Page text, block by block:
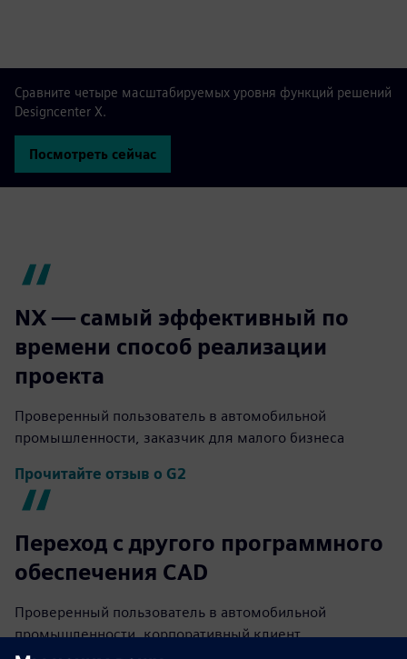
Сравните четыре масштабируемых уровня функций решений
Designcenter X.
Посмотреть сейчас
NX — самый эффективный по
времени способ реализации
проекта
Проверенный пользователь в автомобильной
промышленности, заказчик для малого бизнеса
Прочитайте отзыв о G2
Переход с другого программного
обеспечения CAD
Проверенный пользователь в автомобильной
промышленности, корпоративный клиент